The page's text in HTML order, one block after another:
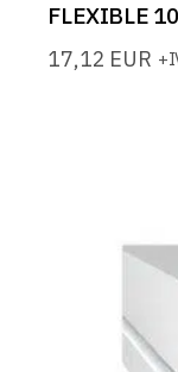
FLEXIBLE
17,12 EUR